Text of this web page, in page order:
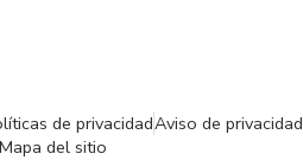
de privacidadAviso de privacidad
Mapa del sitio